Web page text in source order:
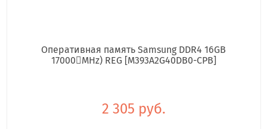
Оперативная память Samsung DDR4 16GB
17000񢋕MHz) REG [M393A2G40DB0-CPB]
2 305 руб.